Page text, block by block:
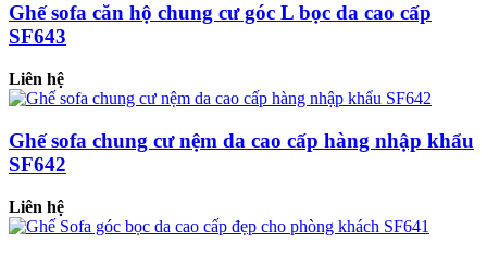
Ghế sofa căn hộ chung cư góc L bọc da cao cấp
SF643
Liên hệ
Ghế sofa chung cư nệm da cao cấp hàng nhập khẩu
SF642
Liên hệ